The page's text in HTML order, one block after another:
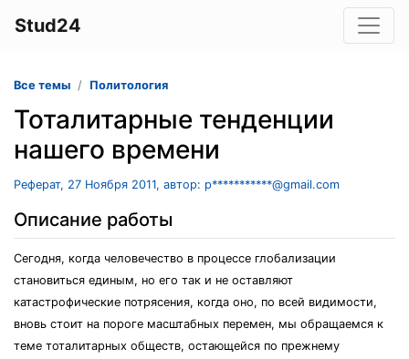
Stud24
Все темы Политология
Тоталитарные тенденции
нашего времени
Реферат, 27 Ноября 2011, автор: p***********@gmail.com
Описание работы
Сегодня, когда человечество в процессе глобализации
становиться единым, но его так и не оставляют
катастрофические потрясения, когда оно, по всей видимости,
вновь стоит на пороге масштабных перемен, мы обращаемся к
теме тоталитарных обществ, остающейся по прежнему